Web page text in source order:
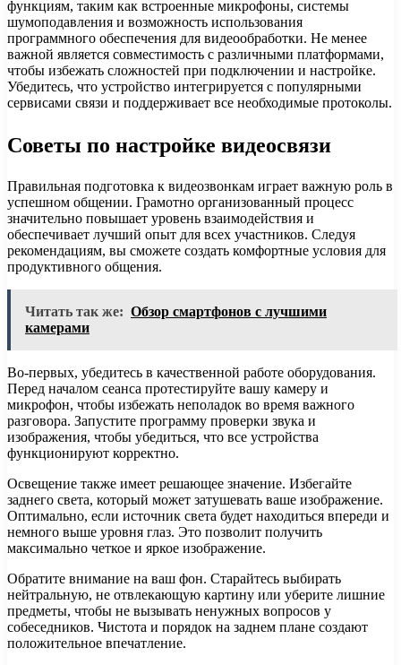
функциям, таким как встроенные микрофоны, системы
шумоподавления и возможность использования
программного обеспечения для видеообработки. Не менее
важной является совместимость с различными платформами,
чтобы избежать сложностей при подключении и настройке.
Убедитесь, что устройство интегрируется с популярными
сервисами связи и поддерживает все необходимые протоколы.
Советы по настройке видеосвязи
Правильная подготовка к видеозвонкам играет важную роль в
успешном общении. Грамотно организованный процесс
значительно повышает уровень взаимодействия и
обеспечивает лучший опыт для всех участников. Следуя
рекомендациям, вы сможете создать комфортные условия для
продуктивного общения.
Читать так же: Обзор смартфонов с лучшими
камерами
Во-первых, убедитесь в качественной работе оборудования.
Перед началом сеанса протестируйте вашу камеру и
микрофон, чтобы избежать неполадок во время важного
разговора. Запустите программу проверки звука и
изображения, чтобы убедиться, что все устройства
функционируют корректно.
Освещение также имеет решающее значение. Избегайте
заднего света, который может затушевать ваше изображение.
Оптимально, если источник света будет находиться впереди и
немного выше уровня глаз. Это позволит получить
максимально четкое и яркое изображение.
Обратите внимание на ваш фон. Старайтесь выбирать
нейтральную, не отвлекающую картину или уберите лишние
предметы, чтобы не вызывать ненужных вопросов у
собеседников. Чистота и порядок на заднем плане создают
положительное впечатление.